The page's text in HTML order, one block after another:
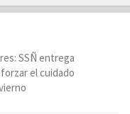
SSÑ entrega
el cuidado